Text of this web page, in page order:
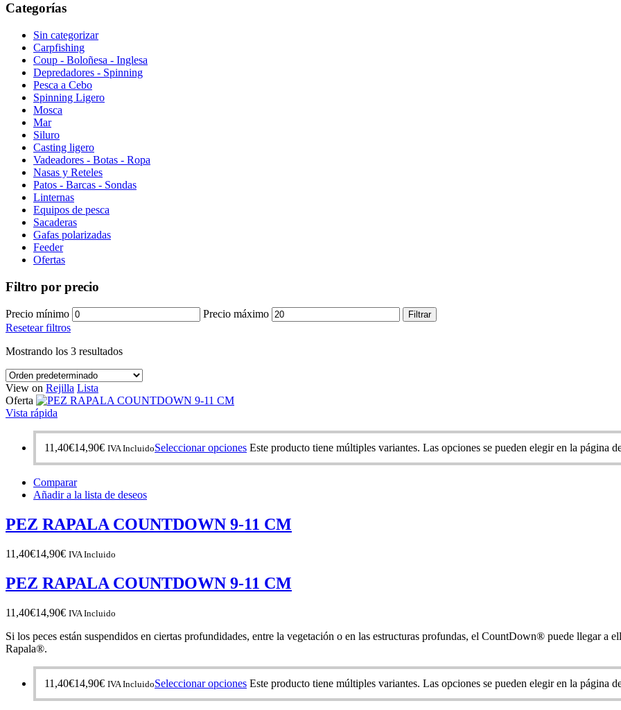
Categorías
Sin categorizar
Carpfishing
Coup - Boloñesa - Inglesa
Depredadores - Spinning
Pesca a Cebo
Spinning Ligero
Mosca
Mar
Siluro
Casting ligero
Vadeadores - Botas - Ropa
Nasas y Reteles
Patos - Barcas - Sondas
Linternas
Equipos de pesca
Sacaderas
Gafas polarizadas
Feeder
Ofertas
Filtro por precio
Precio mínimo Precio máximo Filtrar
Resetear filtros
Mostrando los 3 resultados
View on Rejilla Lista
Oferta
Vista rápida
11,40€14,90€ IVA IncluidoSeleccionar opciones Este producto tiene múltiples variantes. Las opciones se pueden elegir en la página
Comparar
Añadir a la lista de deseos
PEZ RAPALA COUNTDOWN 9-11 CM
11,40€14,90€ IVA Incluido
PEZ RAPALA COUNTDOWN 9-11 CM
11,40€14,90€ IVA Incluido
Si los peces están suspendidos en ciertas profundidades, entre la vegetación o en las estructuras profundas, el CountDown® puede llegar a
Rapala®.
11,40€14,90€ IVA IncluidoSeleccionar opciones Este producto tiene múltiples variantes. Las opciones se pueden elegir en la página